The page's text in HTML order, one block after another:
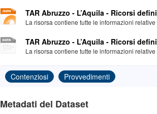
TAR Abruzzo - L’Aquila - Ricorsi
La risorsa contiene tutte le informazioni
TAR Abruzzo - L’Aquila - Ricorsi
La risorsa contiene tutte le informazioni
Contenziosi Provvedimenti
Metadati del Dataset